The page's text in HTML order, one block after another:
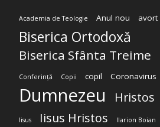
Academia de Teologie Anul nou avort
Biserica Ortodoxă
Biserica Sfânta Treime
Conferință Copii copil Coronavirus
Dumnezeu Hristos
Iisus Iisus Hristos Ilarion Boian